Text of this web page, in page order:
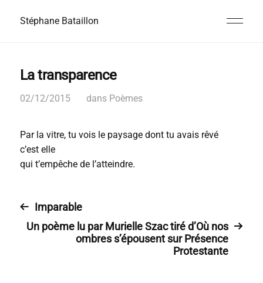
Stéphane Bataillon
La transparence
02/12/2015 dans Poèmes
Par la vitre, tu vois le paysage dont tu avais rêvé
c’est elle
qui t’empêche de l’atteindre.
Imparable
Un poème lu par Murielle Szac tiré d’Où nos
ombres s’épousent sur Présence
Protestante